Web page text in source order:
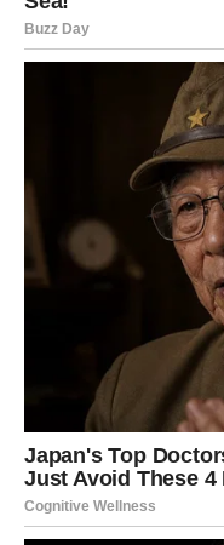
prirodom, pa čak i
Slijeđenje osobnih želja
hrabrost da se prihvati
Ustrajati u braku ili vezi
situacija je u kojoj se
partnerstvima koja su
davno izgubila
predragocjene da
neiskrene riječi i puki
Svaka žena ima pravo
da bude voljena, bez
sebe nije opcija.
Zanemarivanje se ne
trenutak predstavlja
svoje zdravlje, izgled, stil
tijela, sudjelovanje u